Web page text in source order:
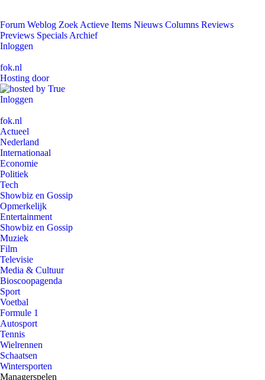
Forum Weblog Zoek Actieve Items Nieuws Columns Reviews
Previews Specials Archief
Inloggen
fok.nl
Hosting door
Inloggen
fok.nl
Actueel
Nederland
Internationaal
Economie
Politiek
Tech
Showbiz en Gossip
Opmerkelijk
Entertainment
Showbiz en Gossip
Muziek
Film
Televisie
Media & Cultuur
Bioscoopagenda
Sport
Voetbal
Formule 1
Autosport
Tennis
Wielrennen
Schaatsen
Wintersporten
Managerspelen